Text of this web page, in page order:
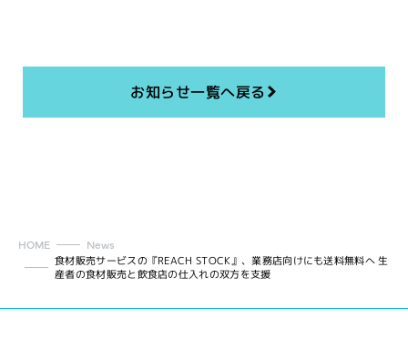
お知らせ一覧へ戻る
HOME News
食材販売サービスの『REACH STOCK』、業務店向けにも送料無料へ 生
産者の食材販売と飲食店の仕入れの双方を支援